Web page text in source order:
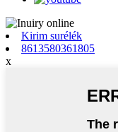
Kirim surélék
8613580361805
x